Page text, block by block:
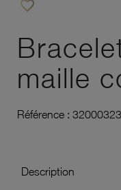
favorite_border
maille
Référence : 32000323
Description